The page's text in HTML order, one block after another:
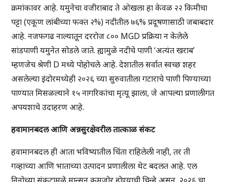
क्रमांकावर आहे. यमुनेचा वजीराबाद ते ओखला हा केवळ २२ किमीचा
पट्टा (एकूण लांबीच्या फक्त २%) नदीतील ७६% प्रदूषणासाठी जबाबदार
आहे. नजफगढ नाल्यातून दररोज ८०० MGD प्रक्रिया न केलेले
सांडपाणी यमुनेत सोडले जाते. ह्यामुळे नदीचे पाणी ‘अत्यंत खराब’
म्हणजेच श्रेणी D मध्ये पोहोचले आहे. देशातील सर्वात स्वच्छ शहर
असलेल्या इंदोरमध्येही २०२६ च्या सुरुवातीला गटाराचे पाणी पिण्याच्या
पाण्यात मिसळल्याने १५ नागरिकांचा मृत्यू झाला, जे आपल्या प्रणालीगत
अपयशाचे उदाहरण आहे.
हवामानबदल आणि अन्नसुरक्षेवरील तात्काळ संकट
हवामानबदल ही आता भविष्यातील चिंता राहिलेली नाही, तर ती
गव्हाच्या आणि भाताच्या उत्पादन प्रणालीला थेट बदलत आहे. एल